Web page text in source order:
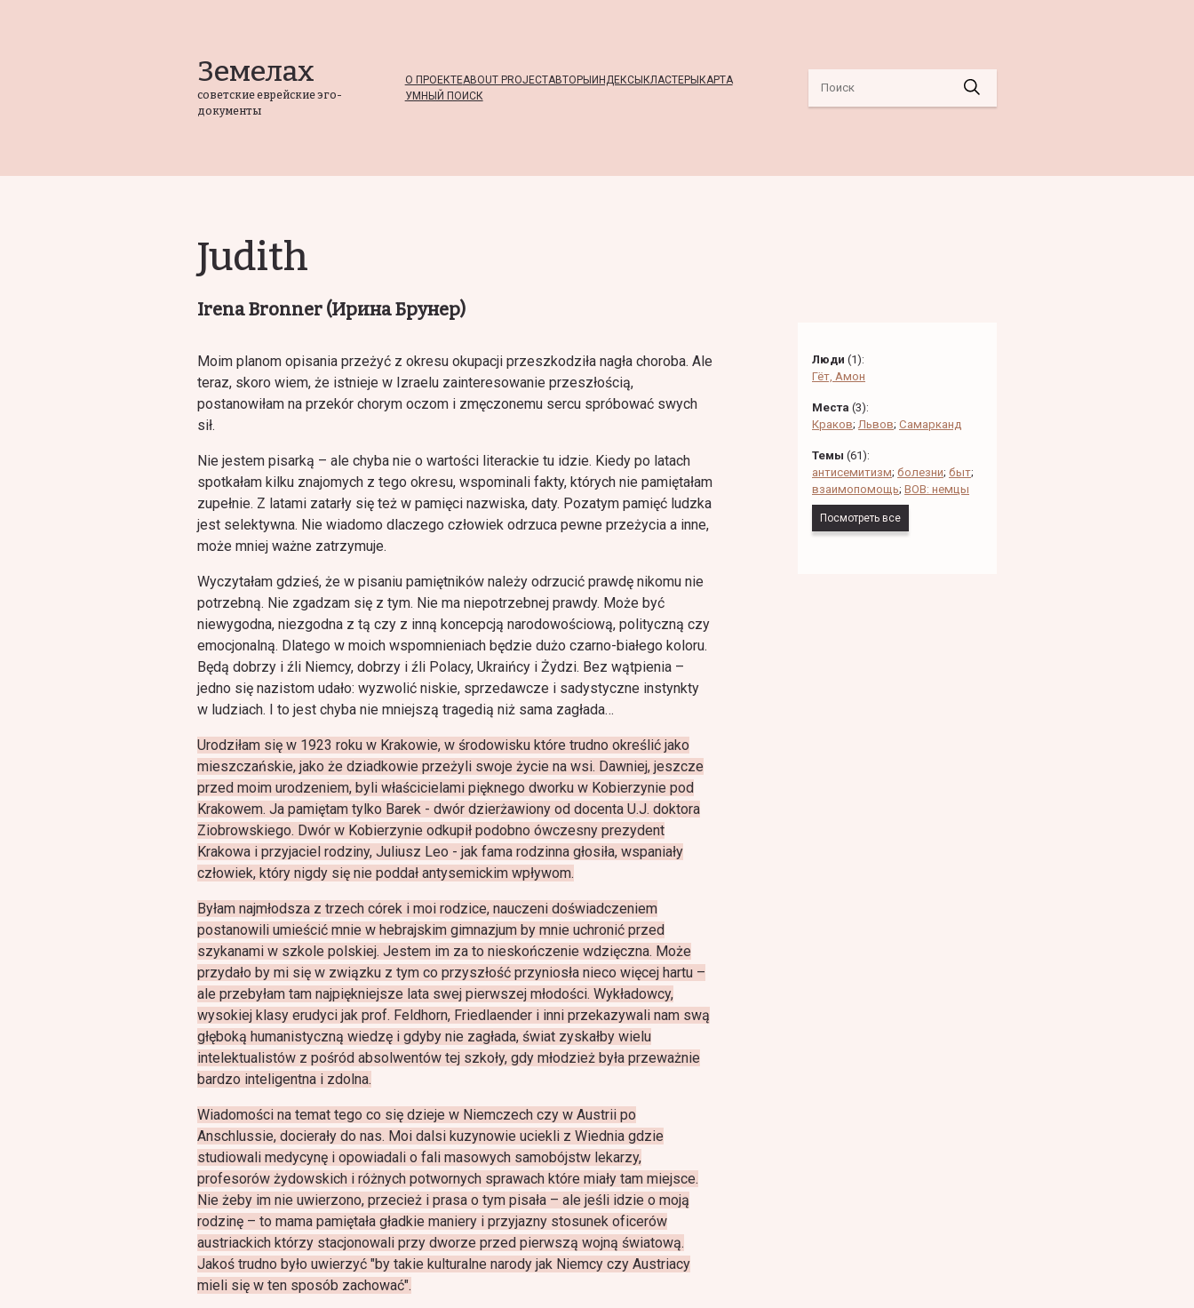
Земелах
советские еврейские эго-
документы
О ПРОЕКТЕABOUT PROJECTАВТОРЫ ИНДЕКСЫ КЛАСТЕРЫ КАРТА
УМНЫЙ ПОИСК
Judith
Irena Bronner (Ирина Брунер)
Moim planom opisania przeżyć z okresu okupacji przeszkodziła nagła choroba. Ale
teraz, skoro wiem, że istnieje w Izraelu zainteresowanie przeszłością,
postanowiłam na przekór chorym oczom i zmęczonemu sercu spróbować swych
sił.
Nie jestem pisarką – ale chyba nie o wartości literackie tu idzie. Kiedy po latach
spotkałam kilku znajomych z tego okresu, wspominali fakty, których nie pamiętałam
zupełnie. Z latami zatarły się też w pamięci nazwiska, daty. Pozatym pamięć ludzka
jest selektywna. Nie wiadomo dlaczego człowiek odrzuca pewne przeżycia a inne,
może mniej ważne zatrzymuje.
Wyczytałam gdzieś, że w pisaniu pamiętników należy odrzucić prawdę nikomu nie
potrzebną. Nie zgadzam się z tym. Nie ma niepotrzebnej prawdy. Może być
niewygodna, niezgodna z tą czy z inną koncepcją narodowościową, polityczną czy
emocjonalną. Dlatego w moich wspomnieniach będzie dużo czarno-białego koloru.
Będą dobrzy i źli Niemcy, dobrzy i źli Polacy, Ukraińcy i Żydzi. Bez wątpienia –
jedno się nazistom udało: wyzwolić niskie, sprzedawcze i sadystyczne instynkty
w ludziach. I to jest chyba nie mniejszą tragedią niż sama zagłada…
Urodziłam się w 1923 roku w Krakowie, w środowisku które trudno określić jako
mieszczańskie, jako że dziadkowie przeżyli swoje życie na wsi. Dawniej, jeszcze
przed moim urodzeniem, byli właścicielami pięknego dworku w Kobierzynie pod
Krakowem. Ja pamiętam tylko Barek - dwór dzierżawiony od docenta U.J. doktora
Ziobrowskiego. Dwór w Kobierzynie odkupił podobno ówczesny prezydent
Krakowa i przyjaciel rodziny, Juliusz Leo - jak fama rodzinna głosiła, wspaniały
człowiek, który nigdy się nie poddał antysemickim wpływom.
Byłam najmłodsza z trzech córek i moi rodzice, nauczeni doświadczeniem
postanowili umieścić mnie w hebrajskim gimnazjum by mnie uchronić przed
szykanami w szkole polskiej. Jestem im za to nieskończenie wdzięczna. Może
przydało by mi się w związku z tym co przyszłość przyniosła nieco więcej hartu –
ale przebyłam tam najpiękniejsze lata swej pierwszej młodości. Wykładowcy,
wysokiej klasy erudyci jak prof. Feldhorn, Friedlaender i inni przekazywali nam swą
głęboką humanistyczną wiedzę i gdyby nie zagłada, świat zyskałby wielu
intelektualistów z pośród absolwentów tej szkoły, gdy młodzież była przeważnie
bardzo inteligentna i zdolna.
Wiadomości na temat tego co się dzieje w Niemczech czy w Austrii po
Anschlussie, docierały do nas. Moi dalsi kuzynowie uciekli z Wiednia gdzie
studiowali medycynę i opowiadali o fali masowych samobójstw lekarzy,
profesorów żydowskich i różnych potwornych sprawach które miały tam miejsce.
Nie żeby im nie uwierzono, przecież i prasa o tym pisała – ale jeśli idzie o moją
rodzinę – to mama pamiętała gładkie maniery i przyjazny stosunek oficerów
austriackich którzy stacjonowali przy dworze przed pierwszą wojną światową.
Jakoś trudno było uwierzyć "by takie kulturalne narody jak Niemcy czy Austriacy
mieli się w ten sposób zachować".
Люди (1):
Гёт, Амон
Места (3):
Краков;Львов; Самарканд
Темы (61):
антисемитизм; болезни; быт;
взаимопомощь; ВОВ: немцы
Посмотреть все